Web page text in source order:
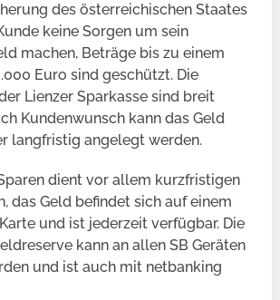
des österreichischen Staates
keine Sorgen um sein
machen, Beträge bis zu einem
Euro sind geschützt. Die
Lienzer Sparkasse sind breit
Kundenwunsch kann das Geld
langfristig angelegt werden.
dient vor allem kurzfristigen
das Geld befindet sich auf einem
und ist jederzeit verfügbar. Die
kann an allen SB Geräten
und ist auch mit netbanking